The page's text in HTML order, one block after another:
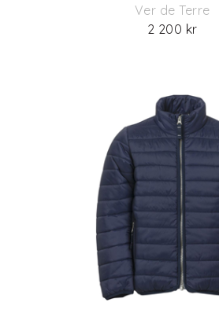
Ver de Terre
2 200 kr